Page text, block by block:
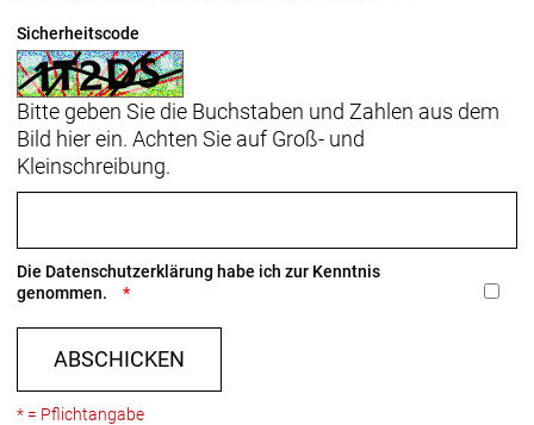
Sicherheitscode
Bitte geben Sie die Buchstaben und Zahlen aus dem
Bild hier ein. Achten Sie auf Groß- und
Kleinschreibung.
Die Datenschutzerklärung habe ich zur Kenntnis
genommen.
ABSCHICKEN
* = Pflichtangabe